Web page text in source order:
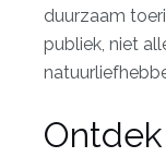
duurzaam
publiek, niet